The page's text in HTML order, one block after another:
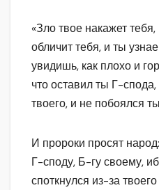
«Зло твое накажет
обличит тебя, и ты
увидишь, как плохо и
что оставил ты Г-
твоего, и не побоялся
И пророки просят
Г-споду, Б-гу своему,
споткнулся из-за